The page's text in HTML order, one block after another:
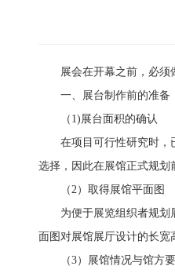
展会在开幕之前，必须
一、展台制作前的准备
（1)展台面积的确认
在项目可行性研究时，已
选择，因此在展馆正式规划
（2）取得展馆平面图
为便于展览组织者规划展
面图对展馆展厅设计的长宽
（3）展馆情况与馆方